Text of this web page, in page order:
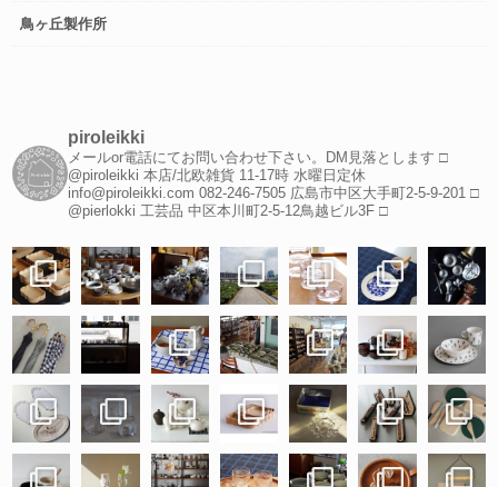
鳥ヶ丘製作所
piroleikki
メールor電話にてお問い合わせ下さい。DM見落とします □
@piroleikki 本店/北欧雑貨 11-17時 水曜日定休
info@piroleikki.com 082-246-7505 広島市中区大手町2-5-9-201 □
@pierlokki 工芸品 中区本川町2-5-12鳥越ビル3F □